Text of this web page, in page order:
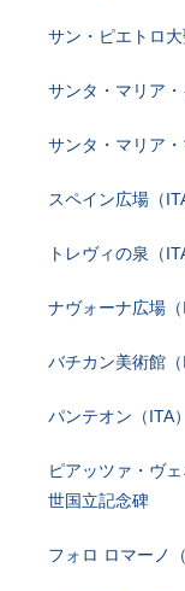
サン・ピエトロ大
サンタ・マリア・
サンタ・マリア・
スペイン広場（
トレヴィの泉（
ナヴォーナ広場（
バチカン美術館（
パンテオン（ITA）
ピアッツァ・ヴ
世国立記念碑
フォロ ロマーノ（